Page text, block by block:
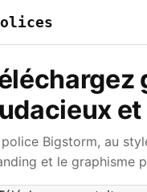
Bigstorm, au
et le graphisme